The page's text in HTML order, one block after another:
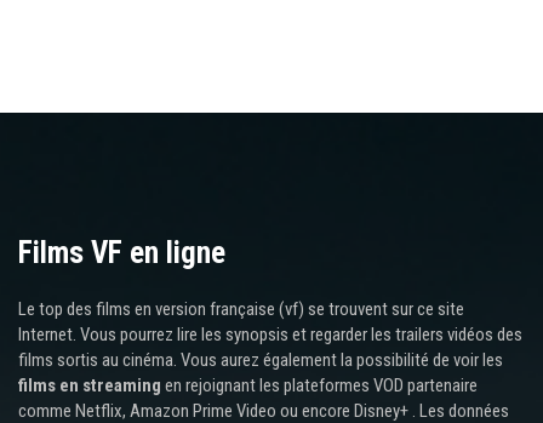
Films VF en ligne
Le top des films en version française (vf) se trouvent sur ce site
Internet. Vous pourrez lire les synopsis et regarder les trailers vidéos des
films sortis au cinéma. Vous aurez également la possibilité de voir les
films en streaming en rejoignant les plateformes VOD partenaire
comme Netflix, Amazon Prime Video ou encore Disney+ . Les données